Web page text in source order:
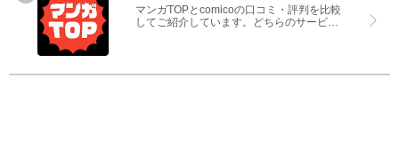
マンガTOPとcomicoの口コミ・評判を比較
してご紹介しています。どちらのサービス
てください。